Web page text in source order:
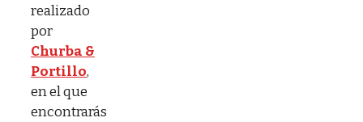
realizado
por
Churba &
Portillo,
en el que
encontrarás